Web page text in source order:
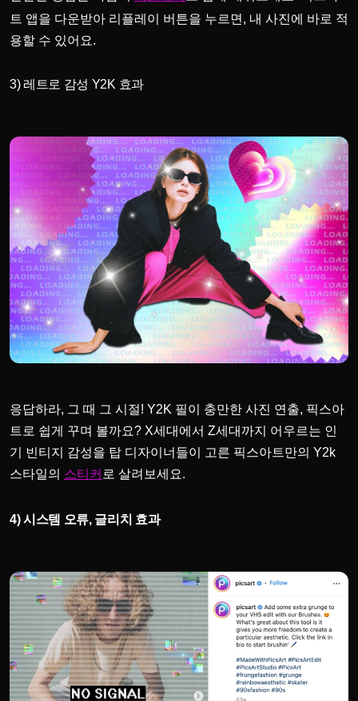
트 앱을 다운받아 리플레이 버튼을 누르면, 내 사진에 바로 적
용할 수 있어요.
3) 레트로 감성 Y2K 효과
응답하라, 그 때 그 시절! Y2K 필이 충만한 사진 연출, 픽스아
트로 쉽게 꾸며 볼까요? X세대에서 Z세대까지 어우르는 인
기 빈티지 감성을 탑 디자이너들이 고른 픽스아트만의 Y2k
스타일의 스티커 로 살려보세요.
4) 시스템 오류, 글리치 효과